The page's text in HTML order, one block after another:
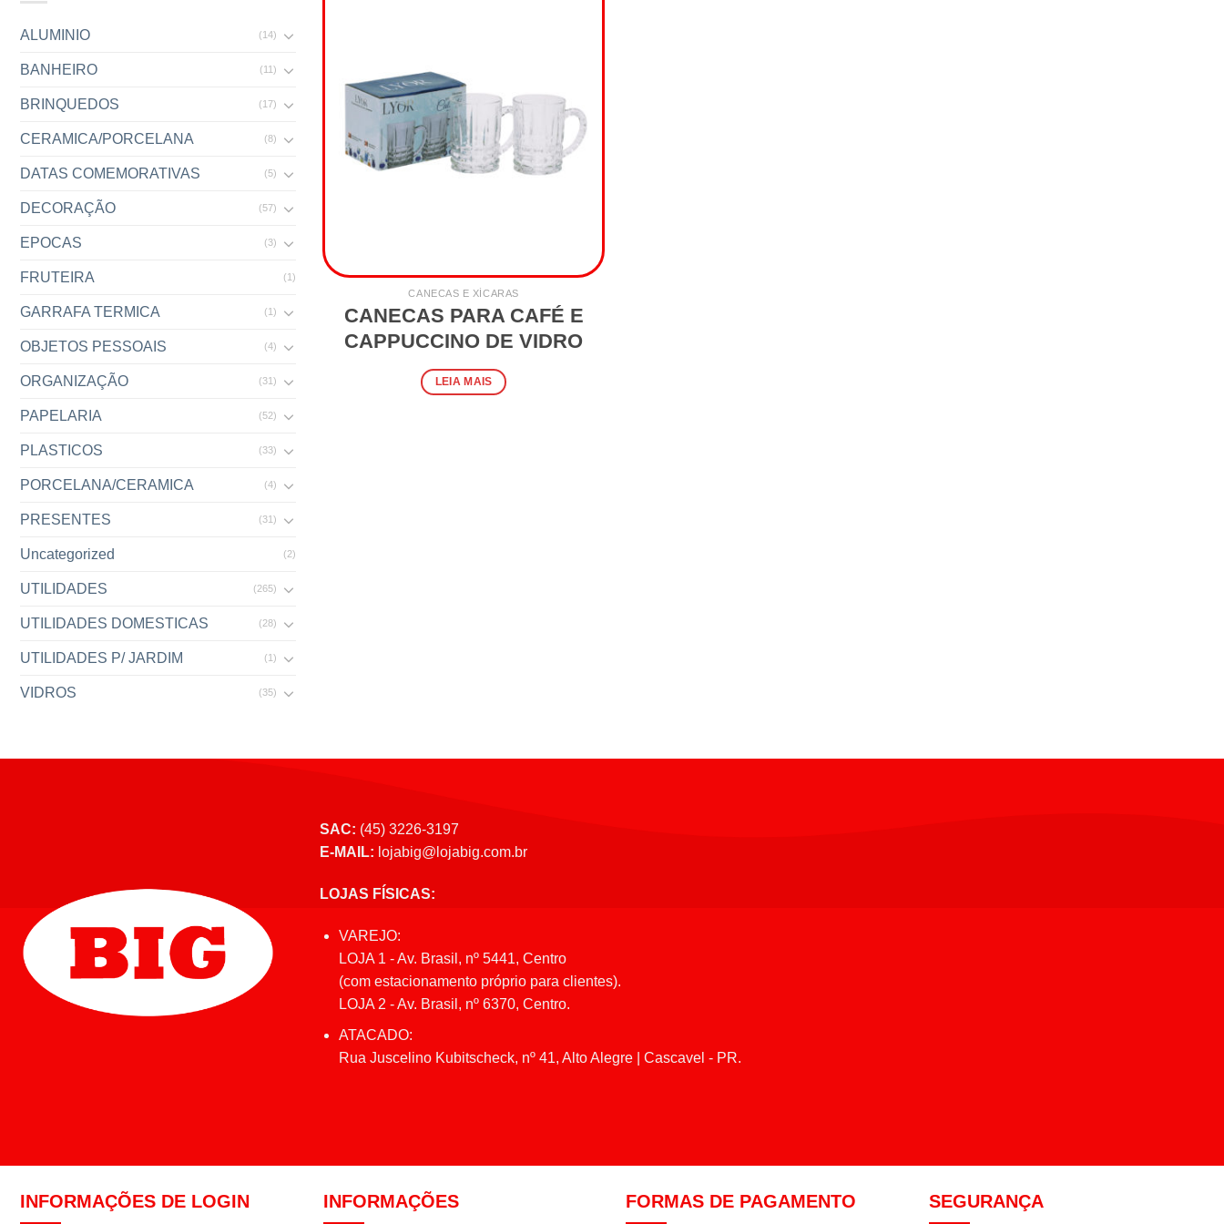
ALUMINIO (14)
BANHEIRO (11)
BRINQUEDOS (17)
CERAMICA/PORCELANA (8)
DATAS COMEMORATIVAS (5)
DECORAÇÃO (57)
EPOCAS (3)
FRUTEIRA (1)
GARRAFA TERMICA (1)
OBJETOS PESSOAIS (4)
ORGANIZAÇÃO (31)
PAPELARIA (52)
PLASTICOS (33)
PORCELANA/CERAMICA (4)
PRESENTES (31)
Uncategorized (2)
UTILIDADES (265)
UTILIDADES DOMESTICAS (28)
UTILIDADES P/ JARDIM (1)
VIDROS (35)
CANECAS E XÍCARAS
CANECAS PARA CAFÉ E
CAPPUCCINO DE VIDRO
LEIA MAIS
SAC: (45) 3226-3197
E-MAIL: lojabig@lojabig.com.br
LOJAS FÍSICAS:
VAREJO:
LOJA 1 - Av. Brasil, nº 5441, Centro
(com estacionamento próprio para clientes).
LOJA 2 - Av. Brasil, nº 6370, Centro.
ATACADO:
Rua Juscelino Kubitscheck, nº 41, Alto Alegre | Cascavel - PR.
INFORMAÇÕES DE LOGIN INFORMAÇÕES FORMAS DE PAGAMENTO SEGURANÇA